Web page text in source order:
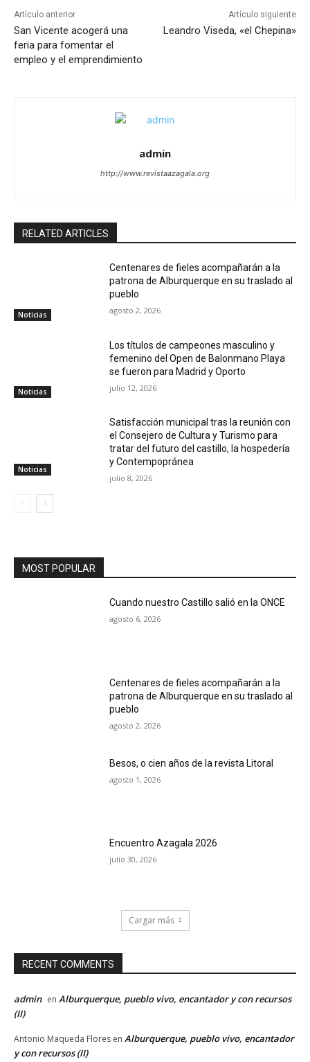
Artículo anterior
San Vicente acogerá una
feria para fomentar el
empleo y el emprendimiento
Artículo siguiente
Leandro Viseda, «el Chepina»
admin
http://www.revistaazagala.org
RELATED ARTICLES
Noticias
Centenares de fieles acompañarán a la
patrona de Alburquerque en su traslado al
pueblo
agosto 2, 2026
Noticias
Los títulos de campeones masculino y
femenino del Open de Balonmano Playa
se fueron para Madrid y Oporto
julio 12, 2026
Noticias
Satisfacción municipal tras la reunión con
el Consejero de Cultura y Turismo para
tratar del futuro del castillo, la hospedería
y Contempopránea
julio 8, 2026
MOST POPULAR
Cuando nuestro Castillo salió en la ONCE
agosto 6, 2026
Centenares de fieles acompañarán a la
patrona de Alburquerque en su traslado al
pueblo
agosto 2, 2026
Besos, o cien años de la revista Litoral
agosto 1, 2026
Encuentro Azagala 2026
julio 30, 2026
Cargar más
RECENT COMMENTS
admin en Alburquerque, pueblo vivo, encantador y con recursos
(II)
Antonio Maqueda Flores en Alburquerque, pueblo vivo, encantador
y con recursos (II)